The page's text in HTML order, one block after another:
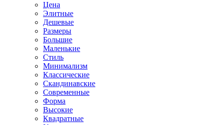
Цена
Элитные
Дешевые
Размеры
Большие
Маленькие
Стиль
Минимализм
Классические
Скандинавские
Современные
Форма
Высокие
Квадратные